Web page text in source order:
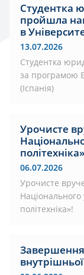
Студентка
пройшла
в
13.07.2026
Студентка
за програмою
(Іспанія)
Урочисте
06.07.2026
Урочисте
Національного
політехніка»!